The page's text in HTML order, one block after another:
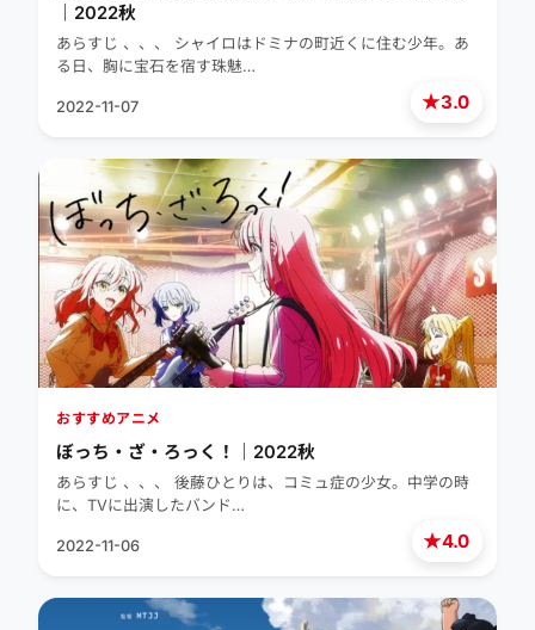
★3.0
｜2022秋
あらすじ 、、、 シャイロはドミナの町近くに住む少年。あ
る日、胸に宝石を宿す珠魅…
2022-11-07
★4.0
おすすめアニメ
ぼっち・ざ・ろっく！｜2022秋
あらすじ 、、、 後藤ひとりは、コミュ症の少女。中学の時
に、TVに出演したバンド…
2022-11-06